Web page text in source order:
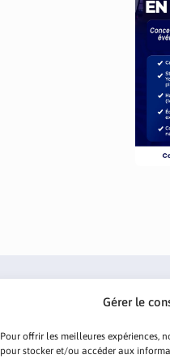
Gérer le
Pour offrir les meilleures expériences,
pour stocker et/ou accéder aux